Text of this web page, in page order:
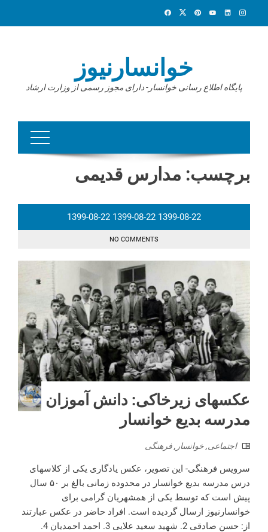
خوانسارنیوز
پایگاه اطلاع رسانی خوانسار- دارای مجوز رسمی از وزارت ارشاد
برچسب: مدارس قدیمی
1399-08-22 1399-08-22 1399-08-22
NO COMMENTS
عکسهای زیرخاکی: دانش آموزان
مدرسه بدیع خوانسار
اجتماعی,خوانسار ,فرهنگی
سرویس فرهنگی- این تصویر، عکس یادگاری یکی از کلاسهای
درس مدرسه بدیع خوانسار در محدوده زمانی بالغ بر ۵۰ سال
پیش است که توسط یکی از همشهریان گرامی برای
خوانسارنیوز ارسال گردیده است. افراد حاضر در عکس عبارتند
از: حسن صادقی 2. شهید سعید علایی 3. احمد احمدیان 4.